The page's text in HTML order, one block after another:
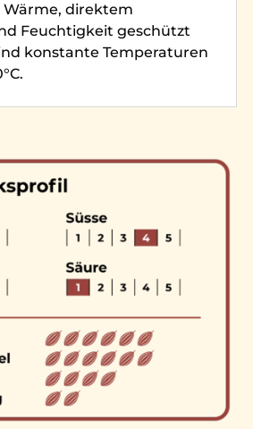
Wärme, direktem
Feuchtigkeit geschützt
konstante Temperaturen